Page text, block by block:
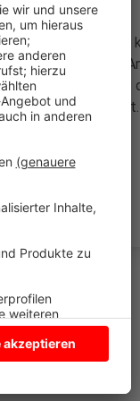
ankommt. Von den
ist gelassen: Das
am Bahnhof mit
täglich